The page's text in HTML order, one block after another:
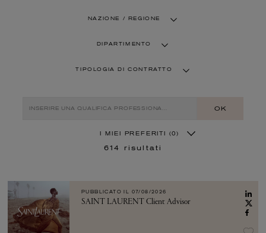
NAZIONE / REGIONE
DIPARTIMENTO
TIPOLOGIA DI CONTRATTO
OK
I MIEI PREFERITI (0)
614 risultati
PUBBLICATO IL 07/08/2026
SAINT LAURENT Client Advisor